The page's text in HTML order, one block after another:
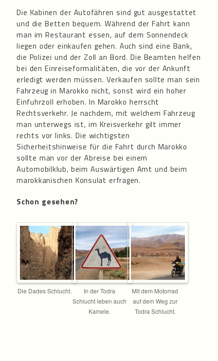
Die Kabinen der Autofähren sind gut ausgestattet
und die Betten bequem. Während der Fahrt kann
man im Restaurant essen, auf dem Sonnendeck
liegen oder einkaufen gehen. Auch sind eine Bank,
die Polizei und der Zoll an Bord. Die Beamten helfen
bei den Einreiseformalitäten, die vor der Ankunft
erledigt werden müssen. Verkaufen sollte man sein
Fahrzeug in Marokko nicht, sonst wird ein hoher
Einfuhrzoll erhoben. In Marokko herrscht
Rechtsverkehr. Je nachdem, mit welchem Fahrzeug
man unterwegs ist, im Kreisverkehr gilt immer
rechts vor links. Die wichtigsten
Sicherheitshinweise für die Fahrt durch Marokko
sollte man vor der Abreise bei einem
Automobilklub, beim Auswärtigen Amt und beim
marokkanischen Konsulat erfragen.
Schon gesehen?
Die Dades Schlucht.
In der Todra
Schlucht leben auch
Kamele.
Mit dem Motorrad
auf dem Weg zur
Todra Schlucht.